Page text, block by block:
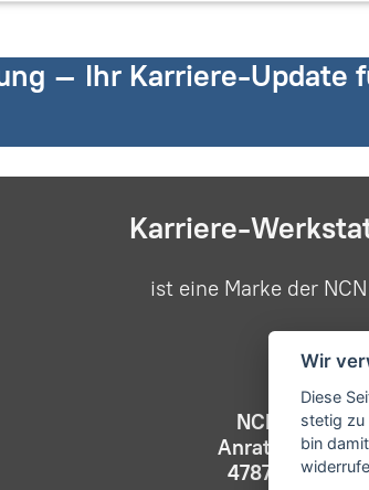
– Ihr Karriere-Update
Karriere-
ist eine Marke der
NCN GmbH
Anrather Str. 21
47877 Willich
Wir
Diese
stetig zu
bin